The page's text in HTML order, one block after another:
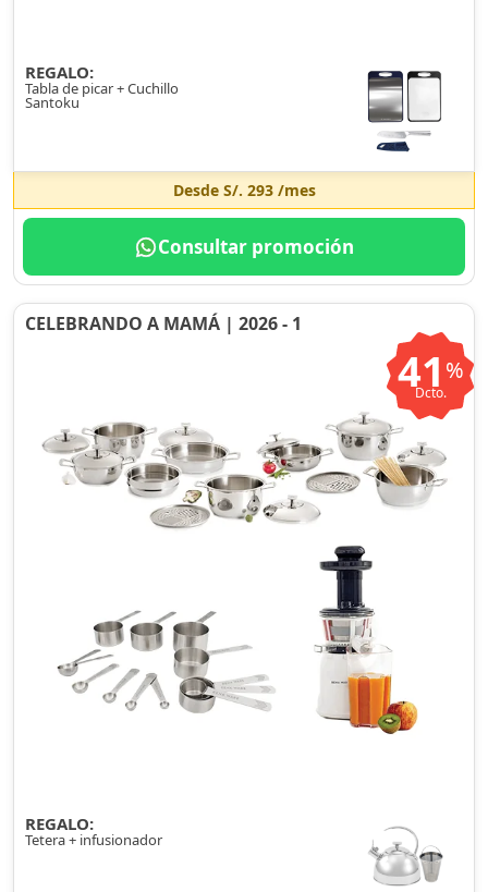
REGALO:
Tabla de picar + Cuchillo
Santoku
Desde S/. 293/mes
Consultar promoción
CELEBRANDO A MAMÁ | 2026 - 1
41 %
Dcto.
REGALO:
Tetera + infusionador